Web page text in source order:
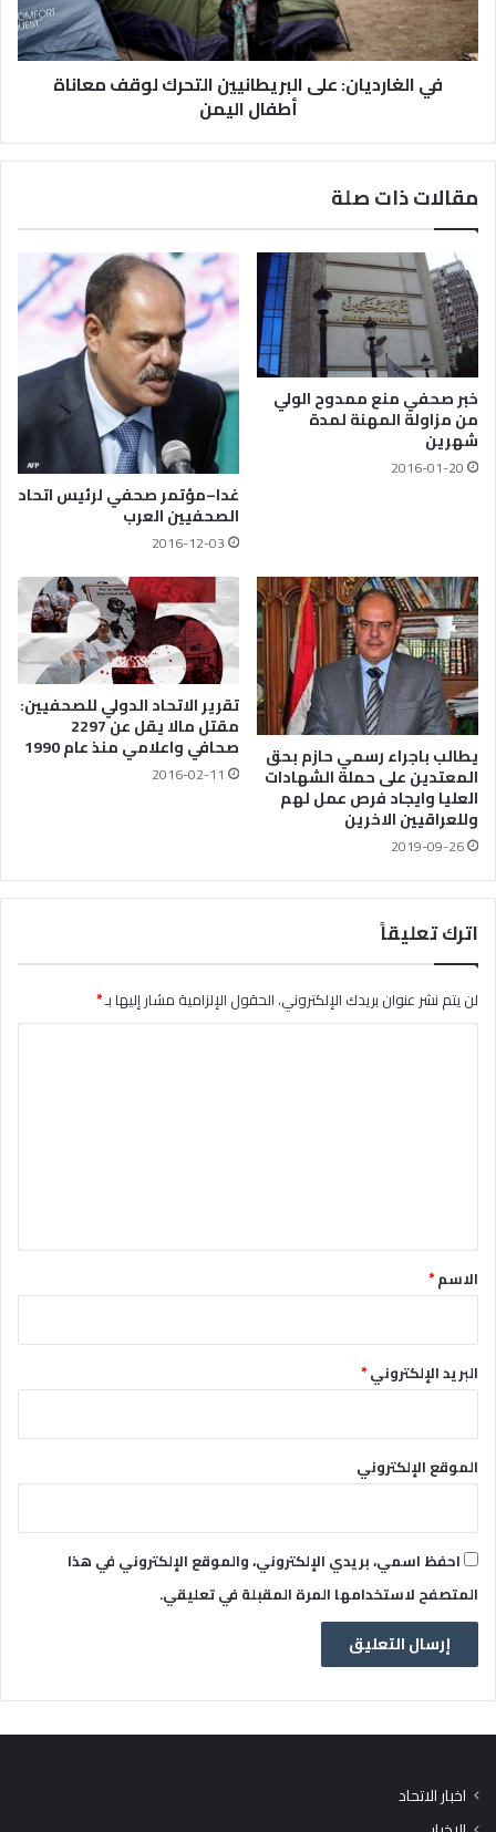
في الغارديان: على البريطانيين التحرك لوقف معاناة
أطفال اليمن
مقالات ذات صلة
خبر صحفي منع ممدوح الولي
من مزاولة المهنة لمدة
شهرين
2016-01-20
غدا–مؤتمر صحفي لرئيس اتحاد
الصحفيين العرب
2016-12-03
يطالب باجراء رسمي حازم بحق
المعتدين على حملة الشهادات
العليا وايجاد فرص عمل لهم
وللعراقيين الاخرين
2019-09-26
تقرير الاتحاد الدولي للصحفيين:
مقتل مالا يقل عن 2297
صحافي واعلامي منذ عام 1990
2016-02-11
اترك تعليقاً
لن يتم نشر عنوان بريدك الإلكتروني.الحقول الإلزامية مشار إليها بـ*
*الاسم*
البريد الإلكتروني*
الموقع الإلكتروني
احفظ اسمي، بريدي الإلكتروني، والموقع الإلكتروني في هذا
المتصفح لاستخدامها المرة المقبلة في تعليقي.
اخبار الاتحاد